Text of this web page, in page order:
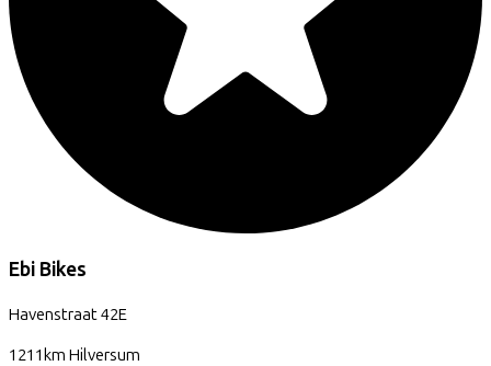
Ebi Bikes
Havenstraat42E
1211km Hilversum